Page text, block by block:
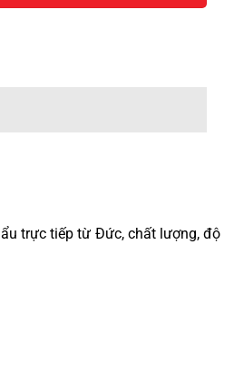
trực tiếp từ Đức, chất lượng, độ